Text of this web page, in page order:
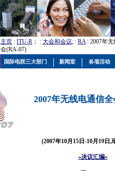
主页 : ITU-R ； : 大会和会议; : RA: 2007年
会(RA-07)
2007年无线电通信
(2007年10月15日-10月19日,
«决议汇编»
国际电联三大部门 新闻室 各项活动